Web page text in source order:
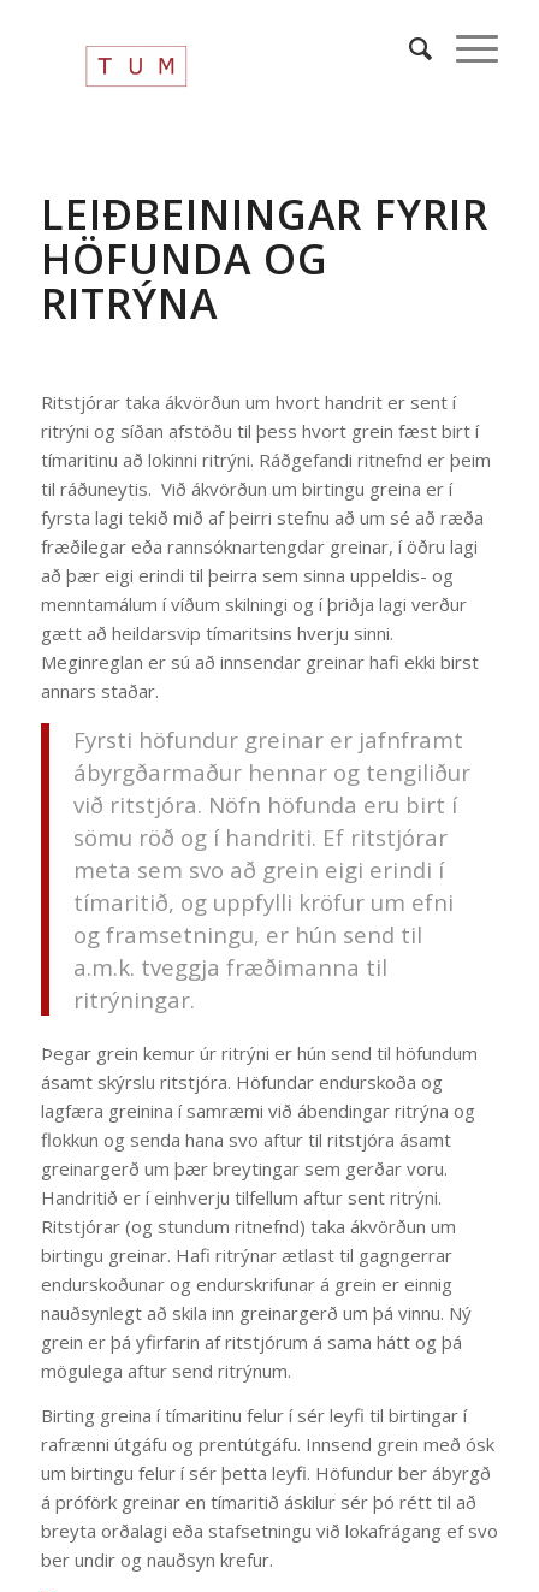
LEIÐBEININGAR FYRIR
HÖFUNDA OG
RITRÝNA
Ritstjórar taka ákvörðun um hvort handrit er sent í
ritrýni og síðan afstöðu til þess hvort grein fæst birt í
tímaritinu að lokinni ritrýni. Ráðgefandi ritnefnd er þeim
til ráðuneytis. Við ákvörðun um birtingu greina er í
fyrsta lagi tekið mið af þeirri stefnu að um sé að ræða
fræðilegar eða rannsóknartengdar greinar, í öðru lagi
að þær eigi erindi til þeirra sem sinna uppeldis- og
menntamálum í víðum skilningi og í þriðja lagi verður
gætt að heildarsvip tímaritsins hverju sinni.
Meginreglan er sú að innsendar greinar hafi ekki birst
annars staðar.
Fyrsti höfundur greinar er jafnframt
ábyrgðarmaður hennar og tengiliður
við ritstjóra. Nöfn höfunda eru birt í
sömu röð og í handriti. Ef ritstjórar
meta sem svo að grein eigi erindi í
tímaritið, og uppfylli kröfur um efni
og framsetningu, er hún send til
a.m.k. tveggja fræðimanna til
ritrýningar.
Þegar grein kemur úr ritrýni er hún send til höfundum
ásamt skýrslu ritstjóra. Höfundar endurskoða og
lagfæra greinina í samræmi við ábendingar ritrýna og
flokkun og senda hana svo aftur til ritstjóra ásamt
greinargerð um þær breytingar sem gerðar voru.
Handritið er í einhverju tilfellum aftur sent ritrýni.
Ritstjórar (og stundum ritnefnd) taka ákvörðun um
birtingu greinar. Hafi ritrýnar ætlast til gagngerrar
endurskoðunar og endurskrifunar á grein er einnig
nauðsynlegt að skila inn greinargerð um þá vinnu. Ný
grein er þá yfirfarin af ritstjórum á sama hátt og þá
mögulega aftur send ritrýnum.
Birting greina í tímaritinu felur í sér leyfi til birtingar í
rafrænni útgáfu og prentútgáfu. Innsend grein með ósk
um birtingu felur í sér þetta leyfi. Höfundur ber ábyrgð
á próförk greinar en tímaritið áskilur sér þó rétt til að
breyta orðalagi eða stafsetningu við lokafrágang ef svo
ber undir og nauðsyn krefur.